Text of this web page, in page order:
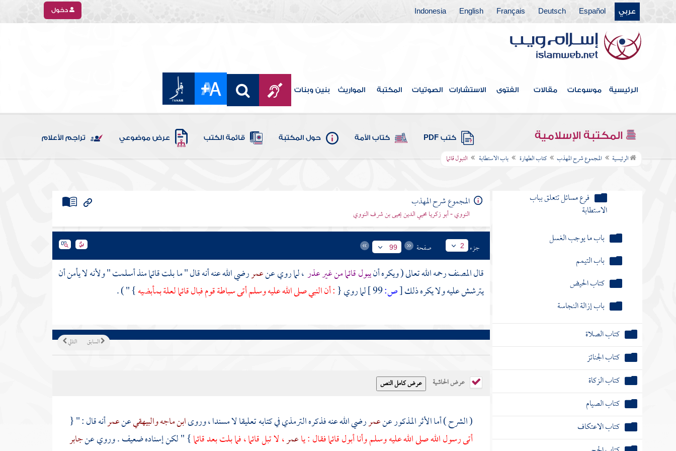
عربي Español
Deutsch
Français
English
Indonesia دخول
الرئيسية موسوعات مقالات الفتوى الاستشارات الصوتيات المكتبة المواريث بنين وبنات
المكتبة الإسلامية كتب PDF كتاب الأمة حول المكتبة قائمة الكتب عرض موضوعي تراجم الأعلام
الرئيسية المجموع شرح المهذب كتاب الطهارة باب الاستطابة التبول قائما
الاستنجاء بمائع غير الماء
الاستنجاء بالعظم والخبز
فرع مسائل تتعلق بالاستنجاء
والودي والمذي وشبهها فهل يجزئه
فرع مسائل تتعلق بباب
الاستطابة
باب ما يوجب الغسل
باب التيمم
كتاب الحيض
باب إزالة النجاسة
كتاب الصلاة
كتاب الجنائز
كتاب الزكاة
كتاب الصيام
كتاب الاعتكاف
المجموع شرح المهذب
النووي - أبو زكريا محيي الدين يحيى بن شرف النووي
جزء 2 صفحة 99
قالالمصنفرحمه الله تعالى ( ويكره أنيبول قائما من غير عذر، لما روي عنعمررضي الله عنه أنه قال " ما بلت قائما منذ أسلمت " ولأنه لا يأمن أن
يترشش عليه ولا يكره ذلك[ص: لما روي {: أن النبي صلى الله عليه وسلم أتى سباطة قوم فبال قائما لعلة بمأبضيه} " ) .
التالي السابق
عرض الحاشية
( الشرح ) أما الأثر المذكور عنعمررضي الله عنه فذكرهالترمذيفي كتابه تعليقا لا مسندا ، وروىابن ماجهوالبيهقيعنعمرأنه قال : " {
أتى رسول الله صلى الله عليه وسلم وأنا أبول قائما فقال : ياعمر، لا تبل قائما ، فما بلت بعد قائما} " لكن إسناده ضعيف . وروي عنجابر